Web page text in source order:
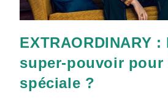
EXTRAORDINARY
super-pouvoir pour
spéciale ?